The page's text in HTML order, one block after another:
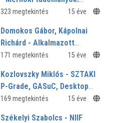
Rácsos tartók geometriai
és határozatlan szerkezetek
323 megtekintés 15 éve
Domokos Gábor, Kápolnai
Richárd - Alkalmazott
matematika: Konvex testek
osztályainak feltérképezése
a Gridben
171 megtekintés 15 éve
Kozlovszky Miklós - SZTAKI
P-Grade, GASuC, Desktop
Grid
169 megtekintés 15 éve
Székelyi Szabolcs - NIIF